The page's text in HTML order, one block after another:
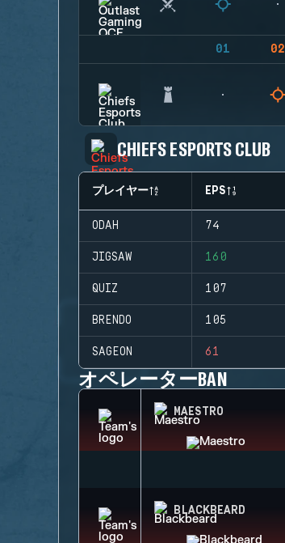
01 02
CHIEFS ESPORTS CLUB
プレイヤー EPS
ODAH 74
JIGSAW 160
QUIZ 107
BRENDO 105
SAGEON 61
オペレーターBAN
MAESTRO
BLACKBEARD